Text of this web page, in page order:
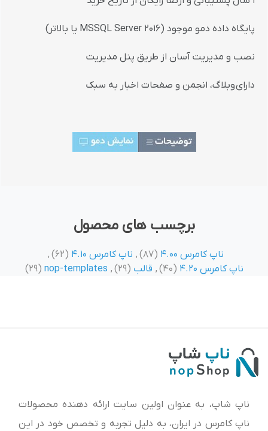
پایگاه داده دمو موجود (MSSQL Server 2016 یا بالاتر)
نصب و مدیریت آسان از طریق پنل مدیریت
دارای وبلاگ، انجمن و صفحات اخبار به سبک
برچسب های محصول
ناپ کامرس 4.00 (87)
, ناپ کامرس 4.10 (62)
,
ناپ کامرس 4.20
(40)
, قالب (29)
,
nop-templates
(29)
ناپ شاپ، به عنوان اولین سایت ارائه‌ دهنده محصولات
ناپ کامرس در ایران، به دلیل تجربه و تخصص خود در این